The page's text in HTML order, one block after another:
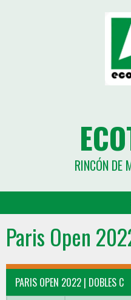
RINCÓN DE
Paris Open
PARIS OPEN 2022 | DOBLES C